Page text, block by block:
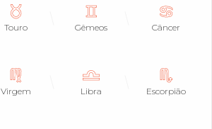
Touro Gêmeos Câncer
Virgem Libra Escorpião